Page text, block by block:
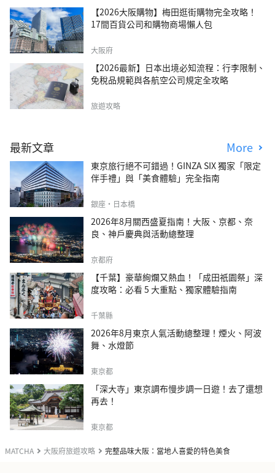
MATCHA 大阪府旅遊攻略 完整品味大阪：當地人喜愛的特色美食
【2026大阪購物】梅田逛街購物完全攻略！
17間百貨公司和購物商場懶人包
大阪府
【2026最新】日本出境必知流程：行李限制、
免稅品規範與各航空公司規定全攻略
旅遊攻略
最新文章 More
東京旅行絕不可錯過！GINZA SIX 獨家「限定
伴手禮」與「美食體驗」完全指南
銀座・日本橋
2026年8月關西盛夏指南！大阪、京都、奈
良、神戶慶典與活動總整理
京都府
【千葉】豪華絢爛又熱血！「成田祇園祭」深
度攻略：必看 5 大重點、獨家體驗指南
千葉縣
2026年8月東京人氣活動總整理！煙火、阿波
舞、水燈節
東京都
「深大寺」東京調布慢步調一日遊！去了還想
再去！
東京都